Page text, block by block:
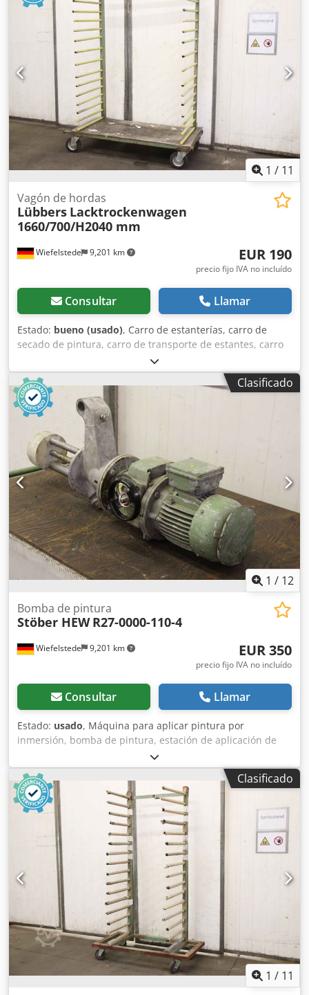
1 / 11
Wiefelstede 9,201 km
Vagón de hordas
Lübbers Lacktrockenwagen
1660/700/H2040 mm
EUR 190
precio fijo IVA no incluído
Consultar Llamar
Estado: bueno (usado), Carro de estanterías, carro de
secado de pintura, carro de transporte de estantes, carro
de transporte, carro de niveles, carro portabrazos -Carro
de estanterías: Carro de secado de pintura de
construcción robusta con 15 niveles -Longitud total: 1660
mm -Profundidad total: 700 mm -Altura total: 2040 mm -
Cantidad: 1 carro de transporte disponible -Peso: 93 kg
Dksdpfer Ngp Ajx Ahmer
Clasificado
1 / 12
Wiefelstede 9,201 km
Bomba de pintura
Stöber HEW R27-0000-110-4
EUR 350
precio fijo IVA no incluído
Consultar Llamar
Estado: usado, Máquina para aplicar pintura por
inmersión, bomba de pintura, estación de aplicación de
pintura, bomba de pintura, bomba de emulsión, bomba
dosificadora -Caja de cambios: Stöber, modelo R27-0000-
110-4 -Velocidad de rotación: 800 - 1820 rpm -Motor: HEW,
modelo EEXF-S/4 -Potencia: 1,1 kW -Dimensiones:
300/400/A935 mm -Peso: 43 kg Dkjdpfx Ajfv H Aiehmjr
Clasificado
1 / 11